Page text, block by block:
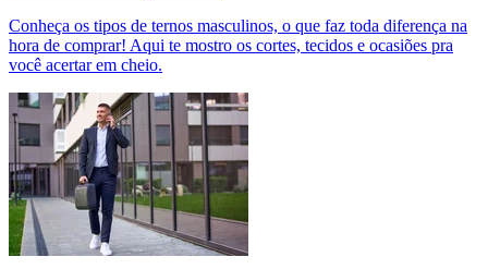
Conheça os tipos de ternos masculinos, o que faz toda diferença na
hora de comprar! Aqui te mostro os cortes, tecidos e ocasiões pra
você acertar em cheio.